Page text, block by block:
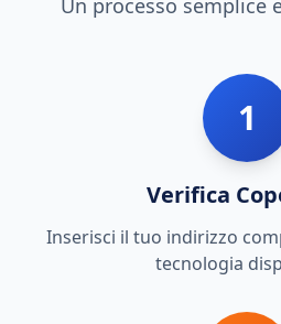
Un processo semplice
1
Verifica
Inserisci il tuo indirizzo
tecnologia